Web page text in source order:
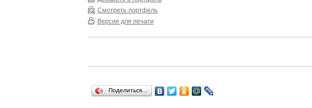
Смотреть портфель
Версия для печати
Поделиться…